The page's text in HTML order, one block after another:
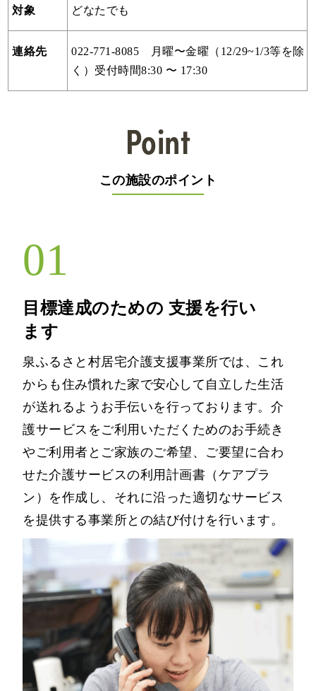
対象 どなたでも
連絡先
022-771-8085 月曜〜金曜（12/29~1/3等を除
く）受付時間8:30 〜 17:30
Point
この施設のポイント
01
目標達成のための 支援を行い
ます
泉ふるさと村居宅介護支援事業所では、これ
からも住み慣れた家で安心して自立した生活
が送れるようお手伝いを行っております。介
護サービスをご利用いただくためのお手続き
やご利用者とご家族のご希望、ご要望に合わ
せた介護サービスの利用計画書（ケアプラ
ン）を作成し、それに沿った適切なサービス
を提供する事業所との結び付けを行います。